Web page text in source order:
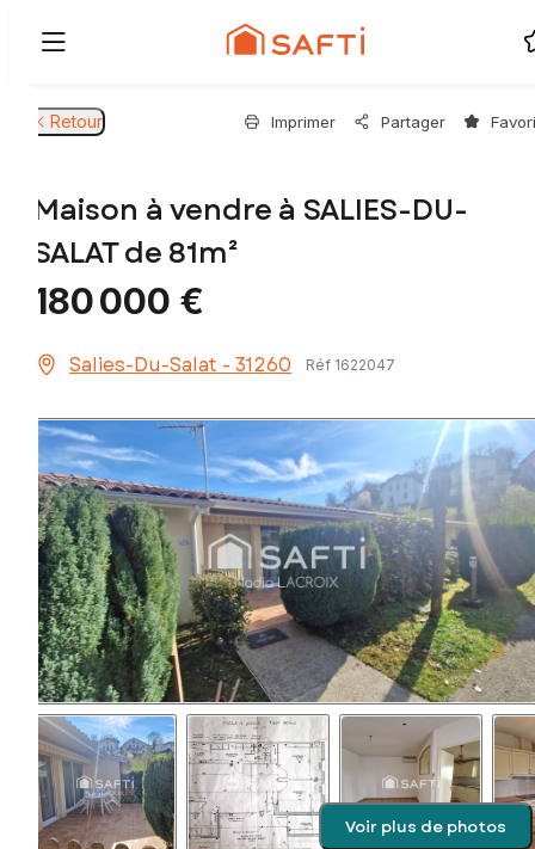
Retour Imprimer Partager
Maison à vendre à SALIES-DU-
SALAT de 81m²
180 000 €
Salies-Du-Salat - 31260 Réf 1622047
Voir plus de photos